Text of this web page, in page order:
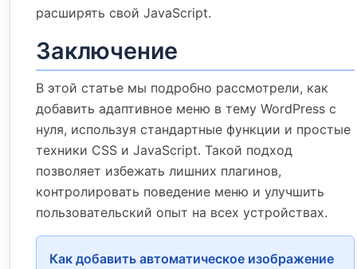
расширять свой JavaScript.
Заключение
В этой статье мы подробно рассмотрели, как
добавить адаптивное меню в тему WordPress с
нуля, используя стандартные функции и простые
техники CSS и JavaScript. Такой подход
позволяет избежать лишних плагинов,
контролировать поведение меню и улучшить
пользовательский опыт на всех устройствах.
Как добавить автоматическое изображение